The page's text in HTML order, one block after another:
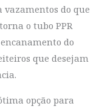
vazamentos do que
o tubo PPR
do
que desejam
opção para